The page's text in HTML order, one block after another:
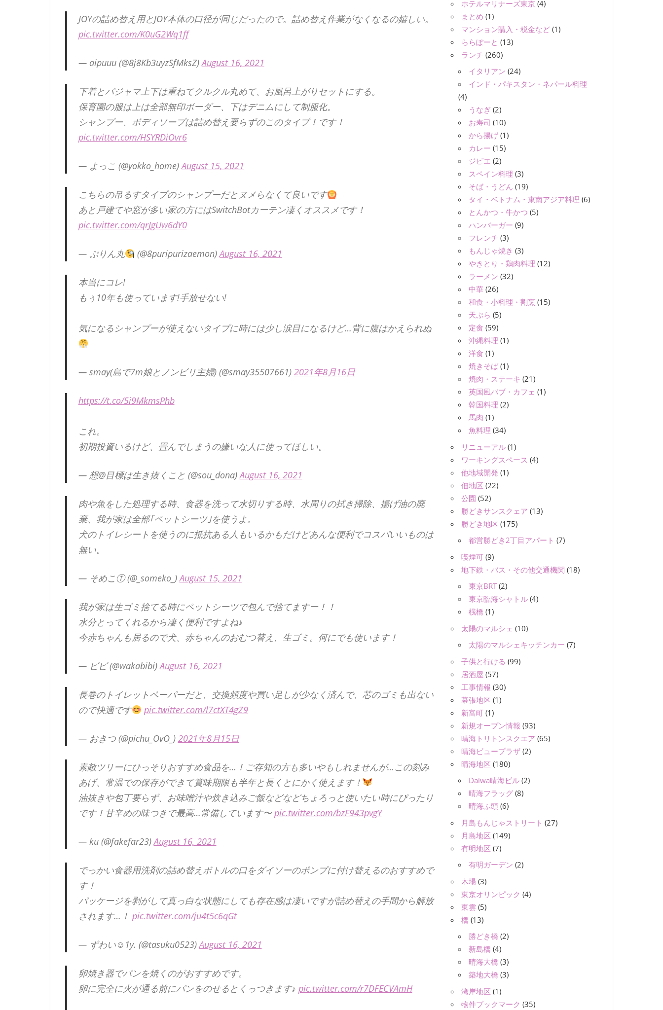
JOYの詰め替え用とJOY本体の口径が同じだったので。詰め替え作業がなくなるの嬉しい。
pic.twitter.com/K0uG2Wq1ff
— aipuuu (@8j8Kb3uyzSfMksZ)August 16, 2021
下着とパジャマ上下は重ねてクルクル丸めて、お風呂上がりセットにする。
保育園の服は上は全部無印ボーダー、下はデニムにして制服化。
シャンプー、ボディソープは詰め替え要らずのこのタイプ！です！
pic.twitter.com/HSYRDiOvr6
— よっこ (@yokko_home)August 15, 2021
こちらの吊るすタイプのシャンプーだとヌメらなくて良いです
あと戸建てや窓が多い家の方にはSwitchBotカーテン凄くオススメです！
pic.twitter.com/qrJgUw6dY0
— ぷりん丸 (@8puripurizaemon)August 16, 2021
本当にコレ!
もぅ10年も使っています!手放せない!
気になるシャンプーが使えないタイプに時には少し涙目になるけど…背に腹はかえられぬ
— smay(島で7m娘とノンビリ主婦) (@smay35507661) 2021年8月16日
https://t.co/5i9MkmsPhb
これ。
初期投資いるけど、畳んでしまうの嫌いな人に使ってほしい。
— 想@目標は生き抜くこと (@sou_dona)August 16, 2021
肉や魚をした処理する時、食器を洗って水切りする時、水周りの拭き掃除、揚げ油の廃
棄、我が家は全部｢ペットシーツ｣を使うよ。
犬のトイレシートを使うのに抵抗ある人もいるかもだけどあんな便利でコスパいいものは
無い。
— そめこⓉ (@_someko_)August 15, 2021
我が家は生ゴミ捨てる時にペットシーツで包んで捨てますー！！
水分とってくれるから凄く便利ですよね♪
今赤ちゃんも居るので犬、赤ちゃんのおむつ替え、生ゴミ。何にでも使います！
— ビビ (@wakabibi)August 16, 2021
長巻のトイレットペーパーだと、交換頻度や買い足しが少なく済んで、芯のゴミも出ない
ので快適です
pic.twitter.com/l7ctXT4gZ9
— おきつ (@pichu_OvO_) 2021年8月15日
素敵ツリーにひっそりおすすめ食品を…！ご存知の方も多いやもしれませんが…この刻み
あげ、常温での保存ができて賞味期限も半年と長くとにかく使えます！
油抜きや包丁要らず、お味噌汁や炊き込みご飯などなどちょろっと使いたい時にぴったり
です！甘辛めの味つきで最高…常備しています〜pic.twitter.com/bzF943pvgY
— ku (@fakefar23)August 16, 2021
でっかい食器用洗剤の詰め替えボトルの口をダイソーのポンプに付け替えるのおすすめで
す！
パッケージを剥がして真っ白な状態にしても存在感は凄いですが詰め替えの手間から解放
されます…！ pic.twitter.com/ju4t5c6qGt
— ずわい☺︎1y. (@tasuku0523)August 16, 2021
卵焼き器でパンを焼くのがおすすめです。
卵に完全に火が通る前にパンをのせるとくっつきます♪ pic.twitter.com/r7DFECVAmH
ホテルマリナーズ東京 (4)
まとめ (1)
マンション購入・税金など (1)
ららぽーと (13)
ランチ (260)
イタリアン (24)
インド・パキスタン・ネパール料理
(4)
うなぎ (2)
お寿司 (10)
から揚げ (1)
カレー (15)
ジビエ (2)
スペイン料理 (3)
そば・うどん (19)
タイ・ベトナム・東南アジア料理 (6)
とんかつ・牛かつ (5)
ハンバーガー (9)
フレンチ (3)
もんじゃ焼き (3)
やきとり・鶏肉料理 (12)
ラーメン (32)
中華 (26)
和食・小料理・割烹 (15)
天ぷら (5)
定食 (59)
沖縄料理 (1)
洋食 (1)
焼きそば (1)
焼肉・ステーキ (21)
英国風パブ・カフェ (1)
韓国料理 (2)
馬肉 (1)
魚料理 (34)
リニューアル (1)
ワーキングスペース (4)
他地域開発 (1)
佃地区 (22)
公園 (52)
勝どきサンスクェア (13)
勝どき地区 (175)
都営勝どき2丁目アパート (7)
喫煙可 (9)
地下鉄・バス・その他交通機関 (18)
東京BRT (2)
東京臨海シャトル (4)
桟橋 (1)
太陽のマルシェ (10)
太陽のマルシェキッチンカー (7)
子供と行ける (99)
居酒屋 (57)
工事情報 (30)
幕張地区 (1)
新富町 (1)
新規オープン情報 (93)
晴海トリトンスクエア (65)
晴海ビュープラザ (2)
晴海地区 (180)
Daiwa晴海ビル (2)
晴海フラッグ (8)
晴海ふ頭 (6)
月島もんじゃストリート (27)
月島地区 (149)
有明地区 (7)
有明ガーデン (2)
木場 (3)
東京オリンピック (4)
東雲 (5)
橋 (13)
勝どき橋 (2)
新島橋 (4)
晴海大橋 (3)
築地大橋 (3)
湾岸地区 (1)
物件ブックマーク (35)